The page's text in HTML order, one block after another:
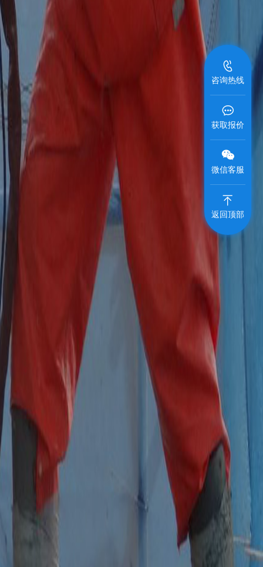
咨询热线
获取报价
微信客服
返回顶部